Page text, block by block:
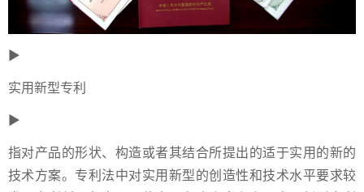
►
实用新型专利
►
指对产品的形状、构造或者其结合所提出的适于实用的新的
技术方案。专利法中对实用新型的创造性和技术水平要求较